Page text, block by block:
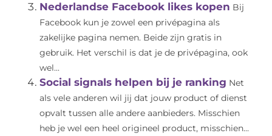
Nederlandse Facebook likes kopen Bij
Facebook kun je zowel een privépagina als
zakelijke pagina nemen. Beide zijn gratis in
gebruik. Het verschil is dat je de privépagina, ook
wel...
Social signals helpen bij je ranking Net
als vele anderen wil jij dat jouw product of dienst
opvalt tussen alle andere aanbieders. Misschien
heb je wel een heel origineel product, misschien...